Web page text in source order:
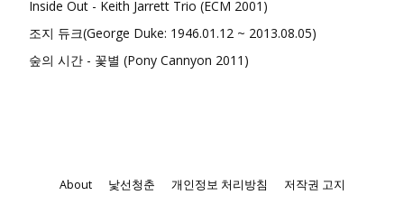
Inside Out - Keith Jarrett Trio (ECM 2001)
조지 듀크(George Duke: 1946.01.12 ~ 2013.08.05)
숲의 시간 - 꽃별 (Pony Cannyon 2011)
About 낯선청춘 개인정보 처리방침 저작권 고지